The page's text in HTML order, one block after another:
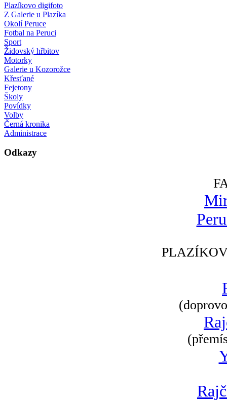
Plazíkovo digifoto
Z Galerie u Plazíka
Okolí Peruce
Fotbal na Peruci
Sport
Židovský hřbitov
Motorky
Galerie u Kozorožce
Křesťané
Fejetony
Školy
Povídky
Volby
Černá kronika
Administrace
Odkazy